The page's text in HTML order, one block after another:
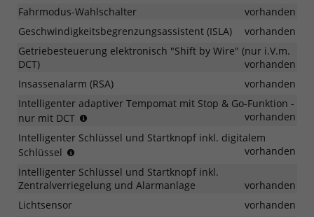
Fahrmodus-Wahlschalter
vorhanden
Geschwindigkeitsbegrenzungsassistent (ISLA)
vorhanden
Getriebesteuerung elektronisch "Shift by Wire" (nur i.V.m.
DCT)
vorhanden
Insassenalarm (RSA)
vorhanden
Intelligenter adaptiver Tempomat mit Stop & Go-Funktion -
nur mit DCT
und
Anfahren
vorhanden
Intelligenter Schlüssel und Startknopf inkl. digitalem
Schlüssel
Starten
des
vorhanden
Intelligenter Schlüssel und Startknopf inkl.
Zentralverriegelung und Alarmanlage
vorhanden
Lichtsensor
vorhanden